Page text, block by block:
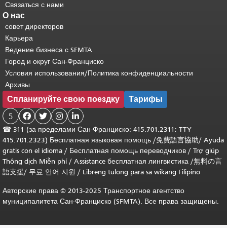
Связаться с нами
О нас
совет директоров
Карьера
Ведение бизнеса с SFMTA
Город и округ Сан-Франциско
Условия использования/Политика конфиденциальности
Архивы
Спланируйте свою поездку Тарифы
5    
☎ 311 (за пределами Сан-Франциско: 415.701.2311; TTY
415.701.2323) Бесплатная языковая помощь /免費語言協助/ Ayuda
gratis con el idioma / Бесплатная помощь переводчиков / Trợ giúp
Thông dịch Miễn phí/ Assistance бесплатная лингвистика /無料の言
語支援/ 무료 언어 지원 / Libreng tulong para sa wikang Filipino
Авторские права © 2013-2025 Транспортное агентство
муниципалитета Сан-Франциско (SFMTA). Все права защищены.